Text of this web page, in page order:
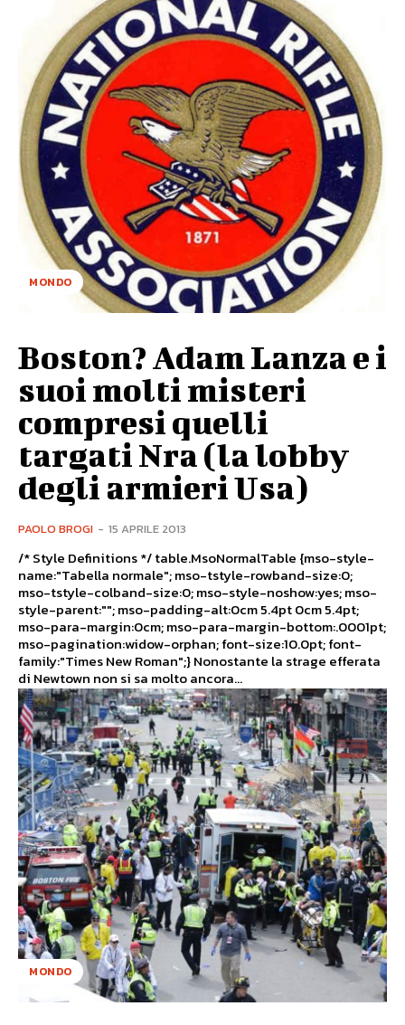
MONDO
Boston? Adam Lanza e i
suoi molti misteri
compresi quelli
targati Nra (la lobby
degli armieri Usa)
PAOLO BROGI - 15 APRILE 2013
/* Style Definitions */ table.MsoNormalTable {mso-style-
name:"Tabella normale"; mso-tstyle-rowband-size:0;
mso-tstyle-colband-size:0; mso-style-noshow:yes; mso-
style-parent:""; mso-padding-alt:0cm 5.4pt 0cm 5.4pt;
mso-para-margin:0cm; mso-para-margin-bottom:.0001pt;
mso-pagination:widow-orphan; font-size:10.0pt; font-
family:"Times New Roman";} Nonostante la strage efferata
di Newtown non si sa molto ancora...
MONDO